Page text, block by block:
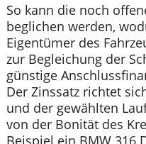
So kann die noch
beglichen werden,
Eigentümer des
zur Begleichung der
günstige
Der Zinssatz richtet
und der gewählten
von der Bonität des
Beispiel ein BMW 316